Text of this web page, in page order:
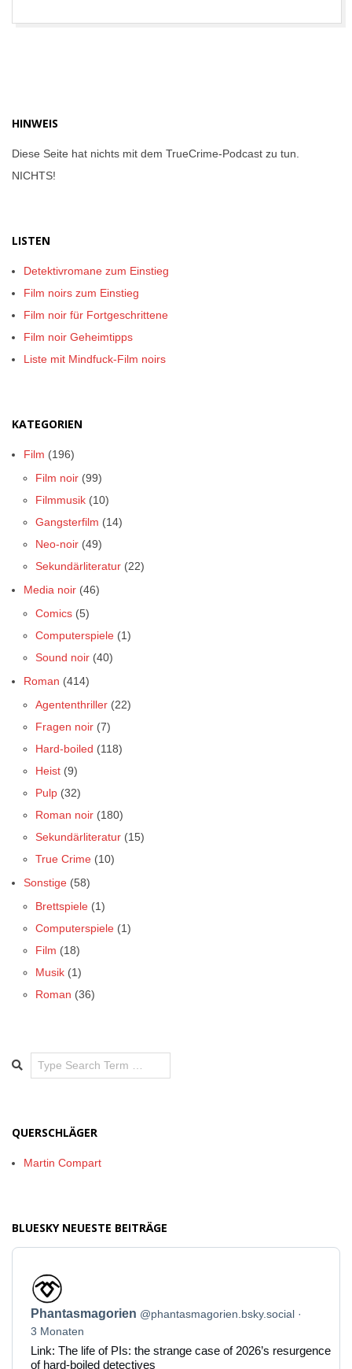
HINWEIS
Diese Seite hat nichts mit dem TrueCrime-Podcast zu tun.
NICHTS!
LISTEN
Detektivromane zum Einstieg
Film noirs zum Einstieg
Film noir für Fortgeschrittene
Film noir Geheimtipps
Liste mit Mindfuck-Film noirs
KATEGORIEN
Film (196)
Film noir (99)
Filmmusik (10)
Gangsterfilm (14)
Neo-noir (49)
Sekundärliteratur (22)
Media noir (46)
Comics (5)
Computerspiele (1)
Sound noir (40)
Roman (414)
Agententhriller (22)
Fragen noir (7)
Hard-boiled (118)
Heist (9)
Pulp (32)
Roman noir (180)
Sekundärliteratur (15)
True Crime (10)
Sonstige (58)
Brettspiele (1)
Computerspiele (1)
Film (18)
Musik (1)
Roman (36)
Search
QUERSCHLÄGER
Martin Compart
BLUESKY NEUESTE BEITRÄGE
Beitrag
von
Phantasmagorien
auf
Bluesky
ansehen
Phantasmagorien @phantasmagorien.bsky.social
3 Monaten
Link: The life of PIs: the strange case of 2026’s resurgence
of hard-boiled detectives